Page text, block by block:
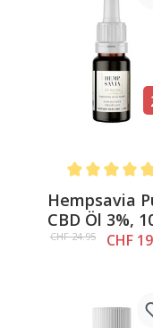
Average
Hempsavia
CBD Öl 3%,
CHF 24.95 CHF